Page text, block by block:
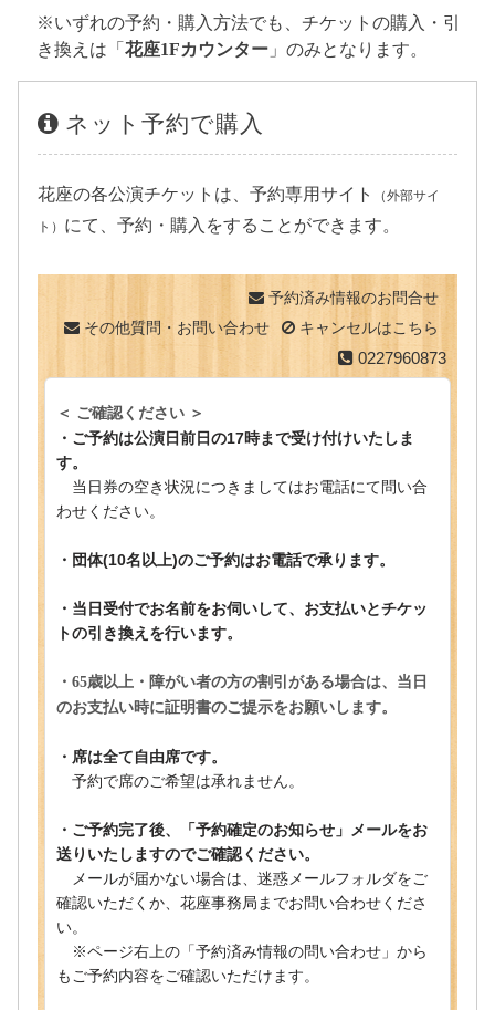
※いずれの予約・購入方法でも、チケットの購入・引
き換えは「花座1Fカウンター」のみとなります。
ネット予約で購入
花座の各公演チケットは、予約専用サイト
（外部サイ
ト） にて、予約・購入をすることができます。